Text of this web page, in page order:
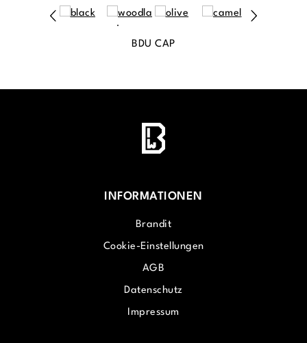
BDU CAP
INFORMATIONEN
Brandit
Cookie-Einstellungen
AGB
Datenschutz
Impressum